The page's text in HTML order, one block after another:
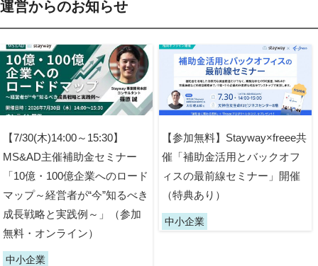
運営からのお知らせ
【7/30(木)14:00～15:30】
MS&AD主催補助金セミナー
「10億・100億企業へのロード
マップ～経営者が“今”知るべき
成長戦略と実践例～」（参加
無料・オンライン）
中小企業
【参加無料】Stayway×freee共
催「補助金活用とバックオフ
ィスの最前線セミナー」開催
（特典あり）
中小企業